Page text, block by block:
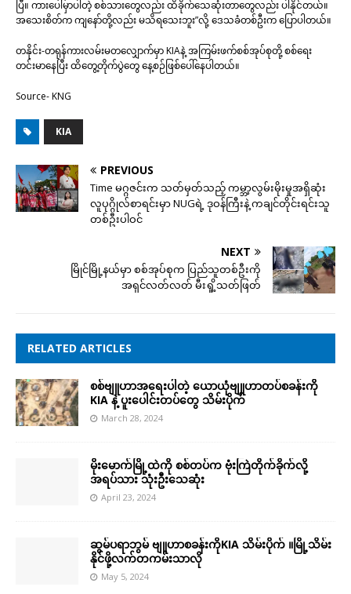
ပြီ။ ကားပေါ်မှာပါတဲ့ စစ်သားတွေလည်း ထိခိုက်သေဆုံးတာတွေလည်း ပါနိုင်တယ်။
အသေးစိတ်က ကျနော်တို့လည်း မသိရသေးဘူး”လို့ ဒေသခံတစ်ဦးက ပြောပါတယ်။
တနိုင်း-တရုန်ကားလမ်းမတလျှောက်မှာ KIAနဲ့ အကြမ်းဖက်စစ်အုပ်စုတို့ စစ်ရေး
တင်းမာနေပြီး ထိတွေ့တိုက်ပွဲတွေ နေ့စဉ်ဖြစ်ပေါ်နေပါတယ်။
Source- KNG
KIA
PREVIOUS
Time မဂ္ဂဇင်းက သတ်မှတ်သည့် ကမ္ဘာ့လွမ်းမိုးမှုအရှိဆုံး
လူပုဂ္ဂိုလ်စာရင်းမှာ NUGရဲ့ ဒုဝန်ကြီးနဲ့ ကချင်တိုင်းရင်းသူ
တစ်ဦးပါဝင်
NEXT
မြိုင်မြို့နယ်မှာ စစ်အုပ်စုက ပြည်သူတစ်ဦးကို
အရှင်လတ်လတ် မီးရှို့သတ်ဖြတ်
RELATED ARTICLES
စစ်ဗျူဟာအရေးပါတဲ့ ယောယုံဗျူဟာတပ်စခန်းကို
KIA နဲ့ ပူးပေါင်းတပ်တွေ သိမ်းပိုက်
March 28, 2024
မိုးမောက်မြို့ထဲကို စစ်တပ်က ဗုံးကြဲတိုက်ခိုက်လို့
အရပ်သား သုံးဦးသေဆုံး
April 23, 2024
ဆွမ်ပရာဘွမ် ဗျူဟာစခန်းကိုKIA သိမ်းပိုက် ။မြို့သိမ်း
နိုင်ဖို့လက်တကမ်းသာလို
May 5, 2024